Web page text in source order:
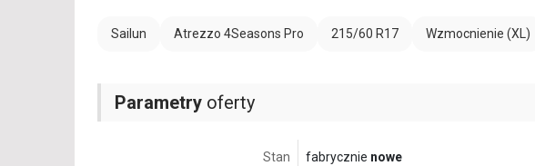
Sailun Atrezzo 4Seasons Pro 215/60 R17 Wzmocnienie (XL)
Parametry oferty
Stan fabrycznie nowe